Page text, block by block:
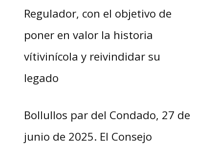
Regulador, con el objetivo de
poner en valor la historia
vítivinícola y reivindidar su
legado
Bollullos par del Condado, 27 de
junio de 2025. El Consejo